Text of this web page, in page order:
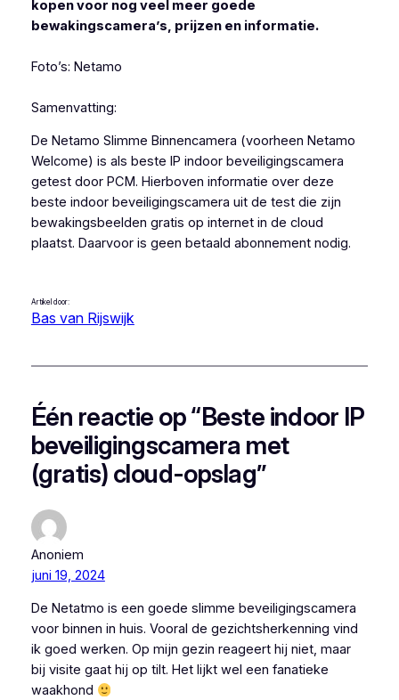
kopen voor nog veel meer goede
bewakingscamera’s, prijzen en informatie.
Foto’s: Netamo
Samenvatting:
De Netamo Slimme Binnencamera (voorheen Netamo
Welcome) is als beste IP indoor beveiligingscamera
getest door PCM. Hierboven informatie over deze
beste indoor beveiligingscamera uit de test die zijn
bewakingsbeelden gratis op internet in de cloud
plaatst. Daarvoor is geen betaald abonnement nodig.
Artikel door:
Bas van Rijswijk
Één reactie op “Beste indoor IP
beveiligingscamera met
(gratis) cloud-opslag”
Anoniem
juni 19, 2024
De Netatmo is een goede slimme beveiligingscamera
voor binnen in huis. Vooral de gezichtsherkenning vind
ik goed werken. Op mijn gezin reageert hij niet, maar
bij visite gaat hij op tilt. Het lijkt wel een fanatieke
waakhond